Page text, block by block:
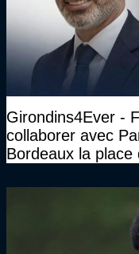
Girondins4Ever -
collaborer avec
Bordeaux la place